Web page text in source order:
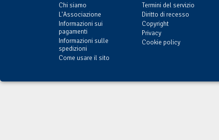
Chi siamo
L'Associazione
Informazioni sui
pagamenti
Informazioni sulle
spedizioni
Come usare il sito
Termini del servizio
Diritto di recesso
Copyright
Privacy
Cookie policy